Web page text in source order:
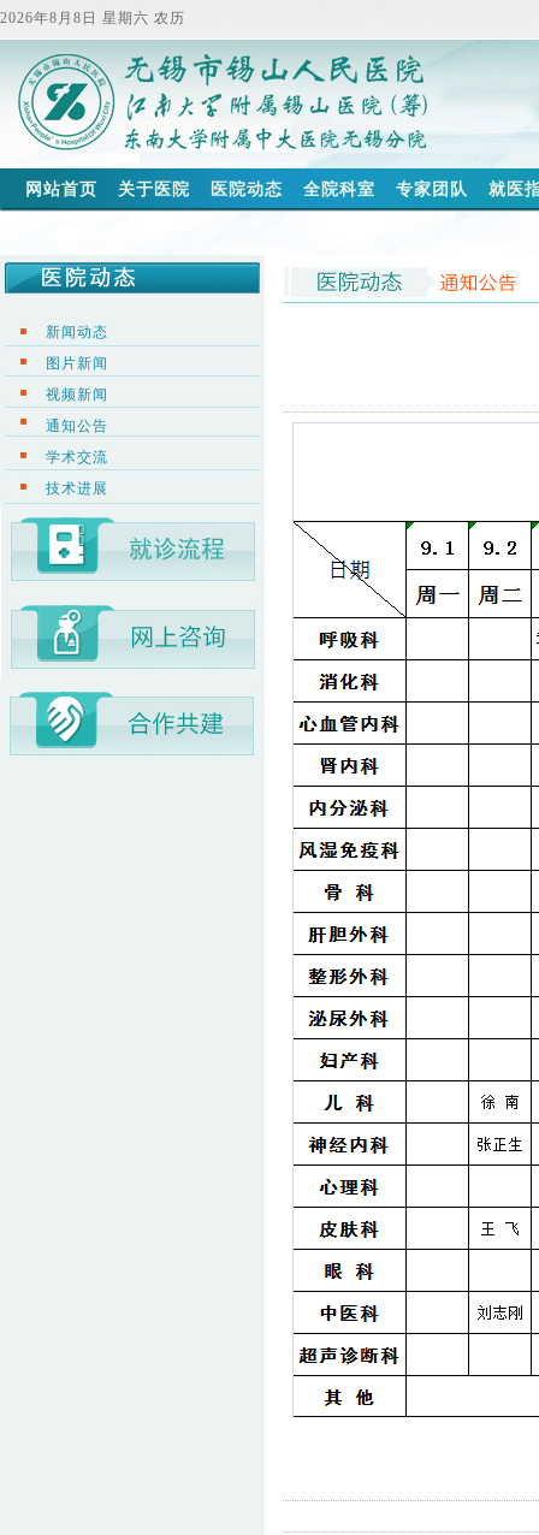
2026年8月8日 星期六 农历
网站首页 关于医院 医院动态 全院科室 专家团队 就医
新闻动态
图片新闻
视频新闻
通知公告
学术交流
技术进展